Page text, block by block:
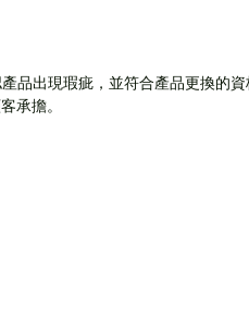
品出現瑕疵，並符合產品更換的
承擔。